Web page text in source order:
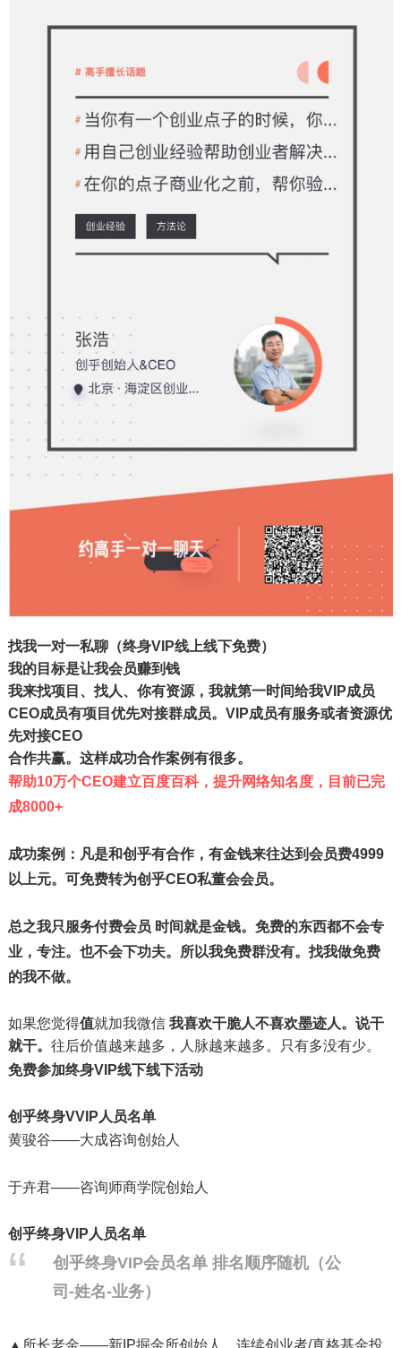
找我一对一私聊（终身VIP线上线下免费）
我的目标是让我会员赚到钱
我来找项目、找人、你有资源，我就第一时间给我VIP成员
CEO成员有项目优先对接群成员。VIP成员有服务或者资源优
先对接CEO
合作共赢。这样成功合作案例有很多。
帮助10万个CEO建立百度百科，提升网络知名度，目前已完
成8000+
成功案例： 凡是和创乎有合作，有金钱来往达到会员费4999
以上元。可免费转为创乎CEO私董会会员。
总之我只服务付费会员 时间就是金钱。免费的东西都不会专
业，专注。也不会下功夫。
所以我免费群没有。找我做免费
的我不做。
如果您觉得值就加我微信 我喜欢干脆人不喜欢墨迹人。说干
就干。 往后价值越来越多，人脉越来越多。只有多没有少。
免费参加终身VIP线下线下活动
创乎终身VVIP人员名单
黄骏谷——大成咨询创始人
于卉君——咨询师商学院创始人
创乎终身VIP人员名单
创乎终身VIP会员名单 排名顺序随机（公
司-姓名-业务）
▲所长老金——新IP掘金所创始人，连续创业者/真格基金投